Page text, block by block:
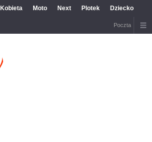
Kobieta Moto Next Plotek Dziecko
Poczta